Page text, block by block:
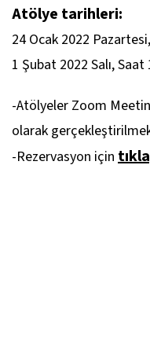
Atölye tarihleri:
24 Ocak 2022
1 Şubat 2022 Salı, Saat
-Atölyeler Zoom
olarak
-Rezervasyon için